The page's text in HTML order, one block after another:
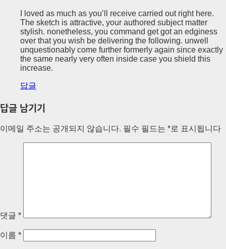
I loved as much as you’ll receive carried out right here.
The sketch is attractive, your authored subject matter
stylish. nonetheless, you command get got an edginess
over that you wish be delivering the following. unwell
unquestionably come further formerly again since exactly
the same nearly very often inside case you shield this
increase.
답글
답글 남기기
이메일 주소는 공개되지 않습니다. 필수 필드는 *로 표시됩니다
댓글 *
이름 *